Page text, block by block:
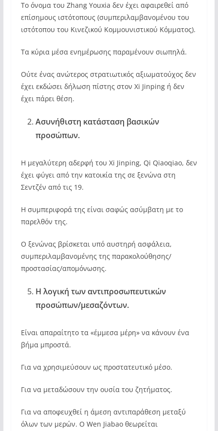
Το όνομα του Zhang Youxia δεν έχει αφαιρεθεί από
επίσημους ιστότοπους (συμπεριλαμβανομένου του
ιστότοπου του Κινεζικού Κομμουνιστικού Κόμματος).
Τα κύρια μέσα ενημέρωσης παραμένουν σιωπηλά.
Ούτε ένας ανώτερος στρατιωτικός αξιωματούχος δεν
έχει εκδώσει δήλωση πίστης στον Xi Jinping ή δεν
έχει πάρει θέση.
Ασυνήθιστη κατάσταση βασικών
προσώπων.
Η μεγαλύτερη αδερφή του Xi Jinping, Qi Qiaoqiao, δεν
έχει φύγει από την κατοικία της σε ξενώνα στη
Σεντζέν από τις 19.
Η συμπεριφορά της είναι σαφώς ασύμβατη με το
παρελθόν της.
Ο ξενώνας βρίσκεται υπό αυστηρή ασφάλεια,
συμπεριλαμβανομένης της παρακολούθησης/
προστασίας/απομόνωσης.
Η λογική των αντιπροσωπευτικών
προσώπων/μεσαζόντων.
Είναι απαραίτητο τα «έμμεσα μέρη» να κάνουν ένα
βήμα μπροστά.
Για να χρησιμεύσουν ως προστατευτικό μέσο.
Για να μεταδώσουν την ουσία του ζητήματος.
Για να αποφευχθεί η άμεση αντιπαράθεση μεταξύ
όλων των μερών. Ο Wen Jiabao θεωρείται